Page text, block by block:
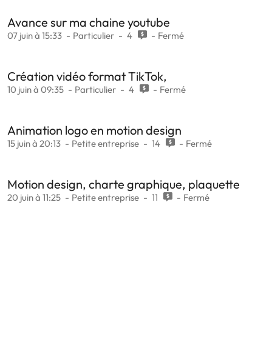
Avance sur ma chaine youtube
07 juin à 15:33 Particulier 4 Fermé
Création vidéo format TikTok,
10 juin à 09:35 Particulier 4 Fermé
Animation logo en motion design
15 juin à 20:13 Petite entreprise 14 Fermé
Motion design, charte graphique, plaquette
20 juin à 11:25 Petite entreprise 11 Fermé